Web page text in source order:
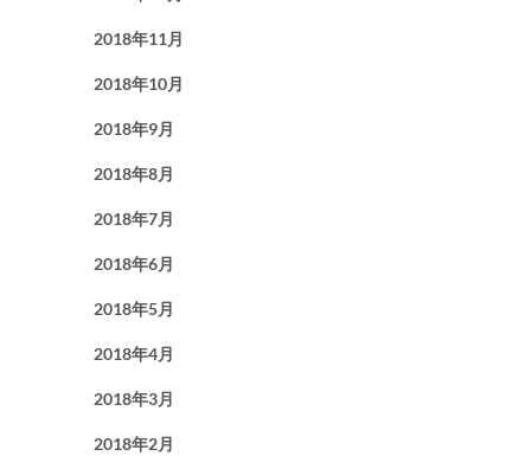
2018年11月
2018年10月
2018年9月
2018年8月
2018年7月
2018年6月
2018年5月
2018年4月
2018年3月
2018年2月